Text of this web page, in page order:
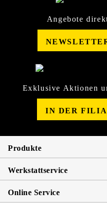
Angebote
Exklusive Aktionen
IN DER
Produkte
Werkstattservice
Online Service